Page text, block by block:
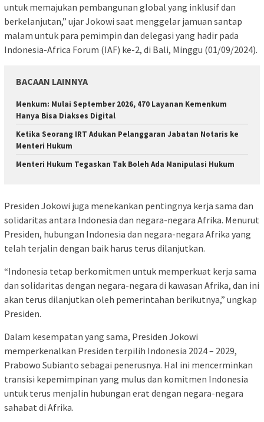
untuk memajukan pembangunan global yang inklusif dan
berkelanjutan,” ujar Jokowi saat menggelar jamuan santap
malam untuk para pemimpin dan delegasi yang hadir pada
Indonesia-Africa Forum (IAF) ke-2, di Bali, Minggu (01/09/2024).
BACAAN LAINNYA
Menkum: Mulai September 2026, 470 Layanan Kemenkum
Hanya Bisa Diakses Digital
Ketika Seorang IRT Adukan Pelanggaran Jabatan Notaris ke
Menteri Hukum
Menteri Hukum Tegaskan Tak Boleh Ada Manipulasi Hukum
Presiden Jokowi juga menekankan pentingnya kerja sama dan
solidaritas antara Indonesia dan negara-negara Afrika. Menurut
Presiden, hubungan Indonesia dan negara-negara Afrika yang
telah terjalin dengan baik harus terus dilanjutkan.
“Indonesia tetap berkomitmen untuk memperkuat kerja sama
dan solidaritas dengan negara-negara di kawasan Afrika, dan ini
akan terus dilanjutkan oleh pemerintahan berikutnya,” ungkap
Presiden.
Dalam kesempatan yang sama, Presiden Jokowi
memperkenalkan Presiden terpilih Indonesia 2024 – 2029,
Prabowo Subianto sebagai penerusnya. Hal ini mencerminkan
transisi kepemimpinan yang mulus dan komitmen Indonesia
untuk terus menjalin hubungan erat dengan negara-negara
sahabat di Afrika.